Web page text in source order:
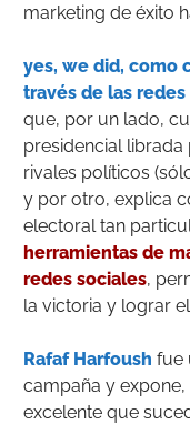
marketing de éxito
yes, we did, como
través de las redes
que, por un lado,
presidencial librada
rivales políticos
y por otro, explica
electoral tan
herramientas de
redes sociales,
la victoria y lograr
Rafaf Harfoush fue
campaña y
excelente que